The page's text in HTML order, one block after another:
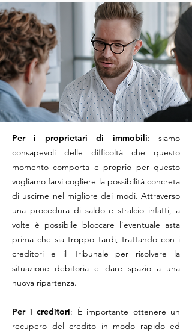
Per i proprietari di immobili: siamo
consapevoli delle difficoltà che questo
momento comporta e proprio per questo
vogliamo farvi cogliere la possibilità concreta
di uscirne nel migliore dei modi. Attraverso
una procedura di saldo e stralcio infatti, a
volte è possibile bloccare l’eventuale asta
prima che sia troppo tardi, trattando con i
creditori e il Tribunale per risolvere la
situazione debitoria e dare spazio a una
nuova ripartenza.
Per i creditori: È importante ottenere un
recupero del credito in modo rapido ed